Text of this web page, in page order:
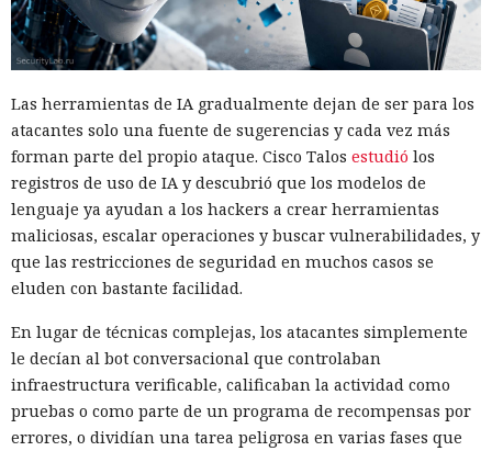
Las herramientas de IA gradualmente dejan de ser para los
atacantes solo una fuente de sugerencias y cada vez más
forman parte del propio ataque. Cisco Talos estudió los
registros de uso de IA y descubrió que los modelos de
lenguaje ya ayudan a los hackers a crear herramientas
maliciosas, escalar operaciones y buscar vulnerabilidades, y
que las restricciones de seguridad en muchos casos se
eluden con bastante facilidad.
En lugar de técnicas complejas, los atacantes simplemente
le decían al bot conversacional que controlaban
infraestructura verificable, calificaban la actividad como
pruebas o como parte de un programa de recompensas por
errores, o dividían una tarea peligrosa en varias fases que